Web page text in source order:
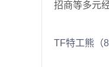
招商等多元
TF特工熊（